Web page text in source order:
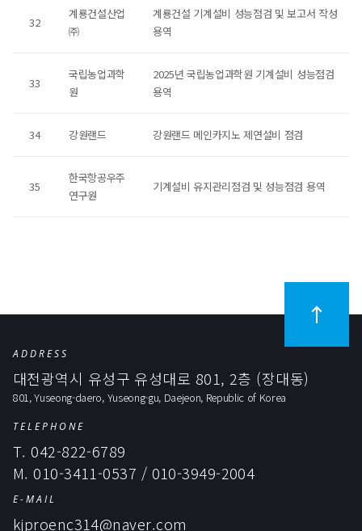
32
계룡건설산업
㈜
계룡건설 기계설비 성능점검 및 보고서 작성
용역
33
국립농업과학
원
2025년 국립농업과학원 기계설비 성능점검
용역
34 강원랜드 강원랜드 메인카지노 제연설비 점검
35
한국항공우주
연구원
기계설비 유지관리점검 및 성능점검 용역
ADDRESS
대전광역시 유성구 유성대로 801, 2층 (장대동)
801, Yuseong-daero, Yuseong-gu, Daejeon, Republic of Korea
TELEPHONE
T. 042-822-6789
M. 010-3411-0537 / 010-3949-2004
E-MAIL
kjproenc314@naver.com